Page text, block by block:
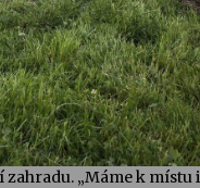
„Máme k místu i